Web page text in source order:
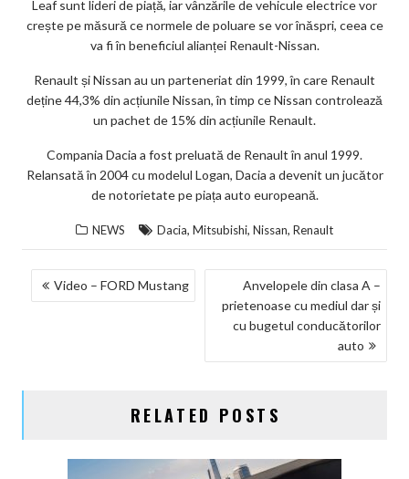
Leaf sunt lideri de piață, iar vânzările de vehicule electrice vor
crește pe măsură ce normele de poluare se vor înăspri, ceea ce
va fi în beneficiul alianței Renault-Nissan.
Renault și Nissan au un parteneriat din 1999, în care Renault
deține 44,3% din acțiunile Nissan, în timp ce Nissan controlează
un pachet de 15% din acțiunile Renault.
Compania Dacia a fost preluată de Renault în anul 1999.
Relansată în 2004 cu modelul Logan, Dacia a devenit un jucător
de notorietate pe piața auto europeană.
NEWS Dacia, Mitsubishi, Nissan, Renault
NAVIGARE
Video – FORD Mustang
Anvelopele din clasa A –
prietenoase cu mediul dar și
cu bugetul conducătorilor
auto
RELATED POSTS